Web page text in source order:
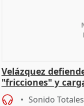
Velázquez
"fricciones" y
Sonido Totales